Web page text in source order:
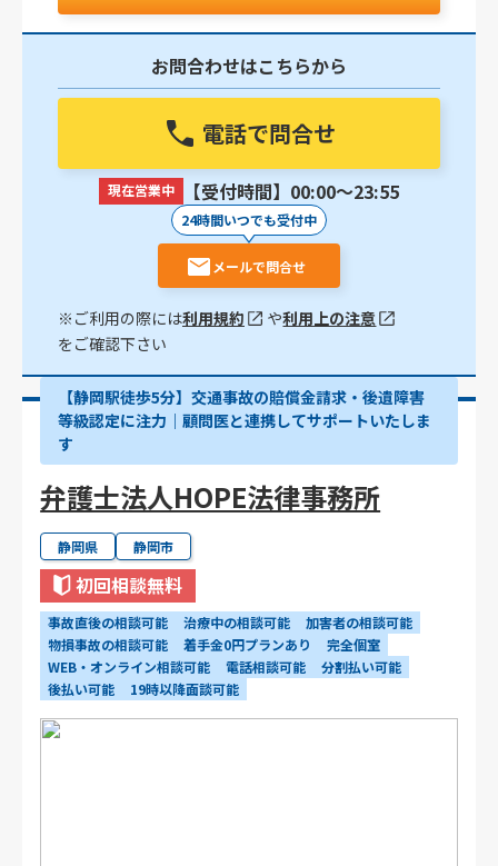
お問合わせはこちらから
電話で問合せ
現在営業中 【受付時間】00:00〜23:55
24時間いつでも受付中
メールで問合せ
※ご利用の際には利用規約 や利用上の注意
をご確認下さい
【静岡駅徒歩5分】交通事故の賠償金請求・後遺障害
等級認定に注力｜顧問医と連携してサポートいたしま
す
弁護士法人HOPE法律事務所
静岡県 静岡市
初回相談無料
事故直後の相談可能 治療中の相談可能
加害者の相談可能
物損事故の相談可能
着手金0円プランあり
完全個室
WEB・オンライン相談可能
電話相談可能
分割払い可能
後払い可能
19時以降面談可能